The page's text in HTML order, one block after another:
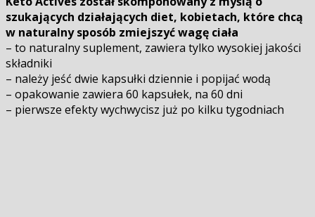
szukających działających diet, kobietach, które chcą
w naturalny sposób zmiejszyć wagę ciała
– to naturalny suplement, zawiera tylko wysokiej jakości
składniki
– należy jeść dwie kapsułki dziennie i popijać wodą
– opakowanie zawiera 60 kapsułek, na 60 dni
– pierwsze efekty wychwycisz już po kilku tygodniach